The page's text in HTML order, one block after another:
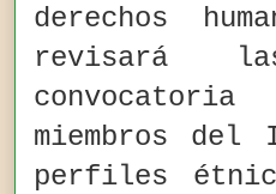
derechos
revisará
miembros del
perfiles